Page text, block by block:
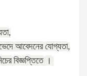
,
আবেদনের যোগ্যতা,
বিজ্ঞপ্তিতে ।